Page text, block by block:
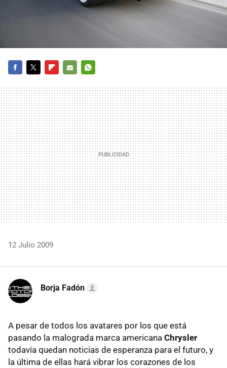
MAIL
12 Julio 2009
Borja Fadón
A pesar de todos los avatares por los que está
pasando la malograda marca americana Chrysler
todavía quedan noticias de esperanza para el futuro, y
la última de ellas hará vibrar los corazones de los